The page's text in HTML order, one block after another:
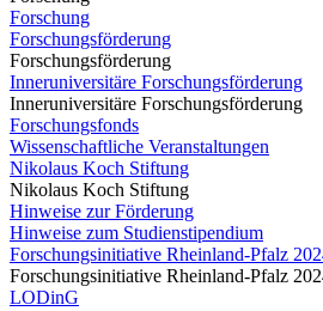
Forschung
Forschungsförderung
Forschungsförderung
Inneruniversitäre Forschungsförderung
Inneruniversitäre Forschungsförderung
Forschungsfonds
Wissenschaftliche Veranstaltungen
Nikolaus Koch Stiftung
Nikolaus Koch Stiftung
Hinweise zur Förderung
Hinweise zum Studienstipendium
Forschungsinitiative Rheinland-Pfalz
Forschungsinitiative Rheinland-Pfalz
LODinG